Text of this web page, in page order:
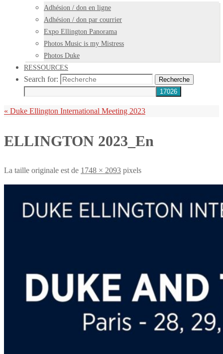
Adhésion / don en ligne
Adhésion / don par courrier
Expo Ellington Panorama
Photos Music is my Mistress
Photos Duke
RESSOURCES
Search for: Recherche
« Duke Ellington International Meeting 2023
ELLINGTON 2023_En
La taille originale est de 1748 × 2093 pixels